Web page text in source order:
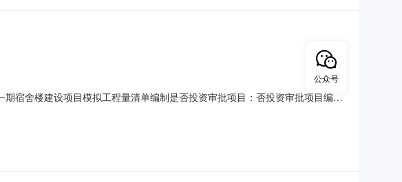
宿舍楼建设项目模拟工程量清单编制是否投资审批项目：否投资审批项目编
业园一期宿舍楼建设项目进行模拟工程量清单编制洽谈时间：3（个工作日）
公众号